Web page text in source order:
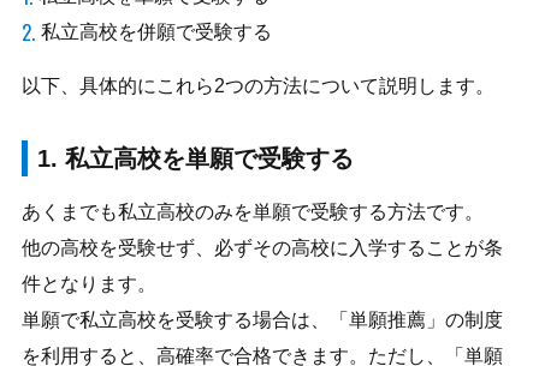
私立高校を併願で受験する
以下、具体的にこれら2つの方法について説明します。
1. 私立高校を単願で受験する
あくまでも私立高校のみを単願で受験する方法です。
他の高校を受験せず、必ずその高校に入学することが条
件となります。
単願で私立高校を受験する場合は、「単願推薦」の制度
を利用すると、高確率で合格できます。ただし、「単願